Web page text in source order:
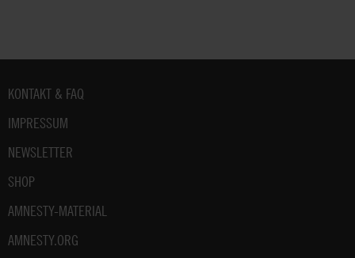
Fußbereich
KONTAKT & FAQ
IMPRESSUM
NEWSLETTER
SHOP
AMNESTY-MATERIAL
AMNESTY.ORG